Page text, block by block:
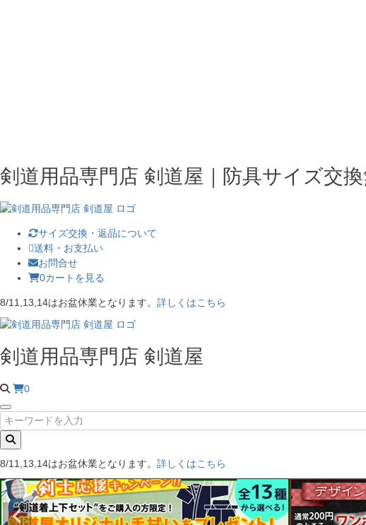
剣道用品専門店 剣道屋｜防具サイズ交
サイズ交換・返品について
送料・お支払い
お問合せ
0カートを見る
8/11,13,14はお盆休業となります。 詳しくはこちら
剣道用品専門店 剣道屋
0
8/11,13,14はお盆休業となります。 詳しくはこちら